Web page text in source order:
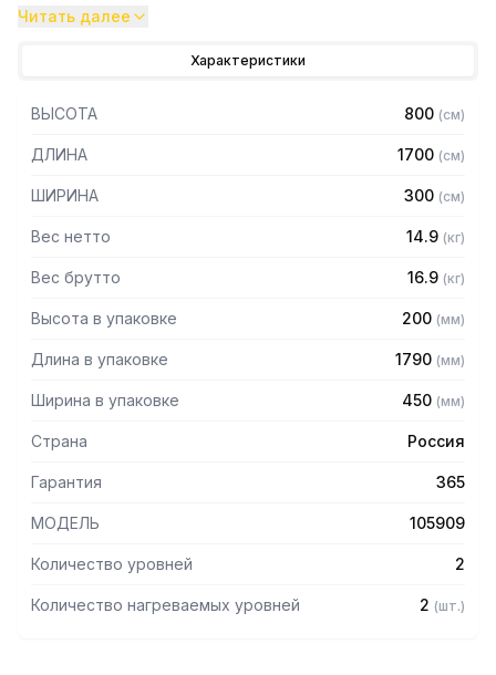
0,8 мм
— Каркас - труба 20х20 из нержавеющей стали марки AISI
304 толщиной 1,2 мм
— Разборная конструкция
Читать далее
Характеристики
ВЫСОТА 800 (см)
ДЛИНА 1700 (см)
ШИРИНА 300 (см)
Вес нетто 14.9 (кг)
Вес брутто 16.9 (кг)
Высота в упаковке 200 (мм)
Длина в упаковке 1790 (мм)
Ширина в упаковке 450 (мм)
Страна Россия
Гарантия 365
МОДЕЛЬ 105909
Количество уровней 2
Количество нагреваемых уровней 2 (шт.)